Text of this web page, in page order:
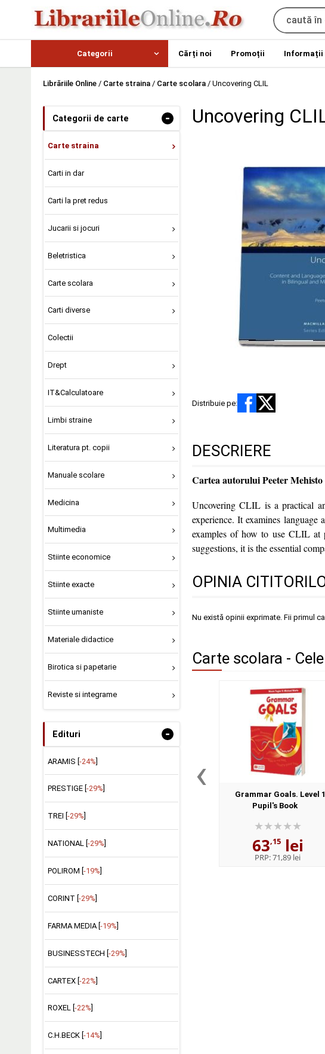
Categorii Cărți noi Promoții Informații
Librăriile Online / Carte straina / Carte scolara / Uncovering CLIL
Categorii de carte -
Carte straina
Carti in dar
Carti la pret redus
Jucarii si jocuri
Beletristica
Carte scolara
Carti diverse
Colectii
Drept
IT&Calculatoare
Limbi straine
Literatura pt. copii
Manuale scolare
Medicina
Multimedia
Stiinte economice
Stiinte exacte
Stiinte umaniste
Materiale didactice
Birotica si papetarie
Reviste si integrame
Edituri -
ARAMIS [-24%]
PRESTIGE [ -29%
TREI [ -29%
NATIONAL [ -29%
POLIROM [ -19%
CORINT [ -29%
FARMA MEDIA [ -19%
BUSINESSTECH [-29%]
CARTEX [-22%]
ROXEL [ -22%
C.H.BECK [ -14%
Uncovering
Distribuie pe:
DESCRIERE
Cartea autorului Peeter
Uncovering CLIL is a practical
experience. It examines
examples of how to use CLIL at
suggestions, it is the essential
OPINIA
Nu există opinii exprimate. Fii primul
Carte scolara -
‹
Grammar Goals. Level 1
Pupil's Book
63,15lei
PRP:71,89 lei